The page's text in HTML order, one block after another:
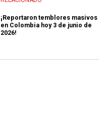
¡Reportaron temblores masivos
en Colombia hoy 3 de junio de
2026!